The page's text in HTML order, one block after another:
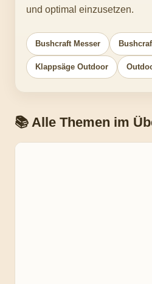
und optimal einzusetzen.
Bushcraft Messer
Klappsäge Outdoor
📚 Alle Themen im